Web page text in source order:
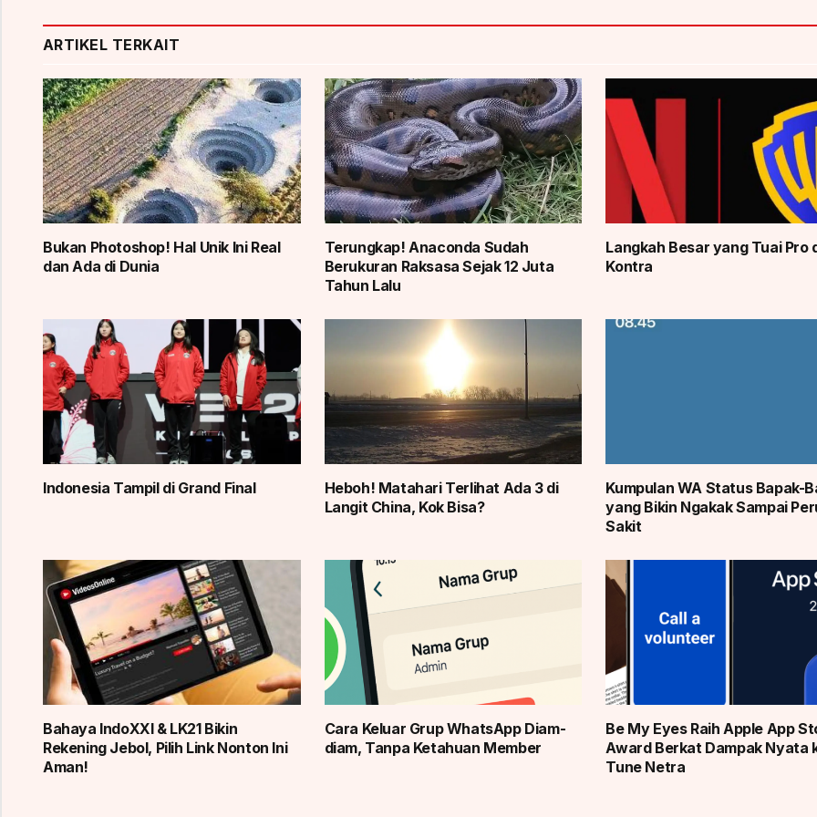
ARTIKEL TERKAIT
Bukan Photoshop! Hal Unik Ini Real
dan Ada di Dunia
Terungkap! Anaconda Sudah
Berukuran Raksasa Sejak 12 Juta
Tahun Lalu
Langkah Besar yang Tuai Pro
Kontra
Indonesia Tampil di Grand Final
Heboh! Matahari Terlihat Ada 3 di
Langit China, Kok Bisa?
Kumpulan WA Status Bapak-
yang Bikin Ngakak Sampai
Sakit
Bahaya IndoXXI & LK21 Bikin
Rekening Jebol, Pilih Link Nonton Ini
Aman!
Cara Keluar Grup WhatsApp Diam-
diam, Tanpa Ketahuan Member
Be My Eyes Raih Apple App
Award Berkat Dampak Nyata
Tune Netra